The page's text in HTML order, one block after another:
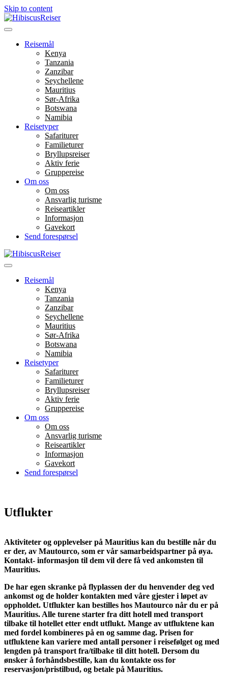
Skip to content
Menu
Reisemål
Kenya
Tanzania
Zanzibar
Seychellene
Mauritius
Sør-Afrika
Botswana
Namibia
Reisetyper
Safariturer
Familieturer
Bryllupsreiser
Aktiv ferie
Gruppereise
Om oss
Om oss
Ansvarlig turisme
Reiseartikler
Informasjon
Gavekort
Send forespørsel
Menu
Reisemål
Kenya
Tanzania
Zanzibar
Seychellene
Mauritius
Sør-Afrika
Botswana
Namibia
Reisetyper
Safariturer
Familieturer
Bryllupsreiser
Aktiv ferie
Gruppereise
Om oss
Om oss
Ansvarlig turisme
Reiseartikler
Informasjon
Gavekort
Send forespørsel
Utflukter
Aktiviteter og opplevelser på Mauritius kan du bestille når du
er der, av Mautourco, som er vår samarbeidspartner på øya.
Kontakt- informasjon til dem vil dere få ved ankomsten til
Mauritius.
De har egen skranke på flyplassen der du henvender deg ved
ankomst og de holder kontakten med våre gjester i løpet av
oppholdet. Utflukter kan bestilles hos Mautourco når du er på
Mauritius. Alle turene starter fra ditt hotell med transport
tilbake til hotellet etter endt utflukt. Mange av utfluktene kan
med fordel kombineres på en og samme dag. Prisen for
utfluktene kan variere med antall personer i reisefølget og med
lengden på transport fra/tilbake til ditt hotell. Dersom du
ønsker å forhåndsbestille, kan du kontakte oss for
reservasjon/pristilbud, og betale på Mauritius.